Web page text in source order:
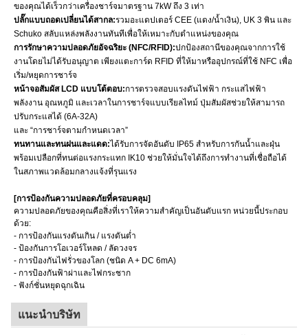
ของคุณได้เร็วกว่าเครื่องชาร์จมาตรฐาน 7kW ถึง 3 เท่า
ปลั๊กแบบถอดเปลี่ยนได้สากล:รวมอะแดปเตอร์ CEE (แดง/น้ำเงิน), UK 3 พิน และ
Schuko สลับแหล่งพลังงานทันทีเพื่อให้เหมาะกับตำแหน่งของคุณ
การรักษาความปลอดภัยอัจฉริยะ (NFC/RFID):ปกป้องสถานีของคุณจากการใช้
งานโดยไม่ได้รับอนุญาต เพียงแตะการ์ด RFID ที่ให้มาหรืออุปกรณ์ที่ใช้ NFC เพื่อ
เริ่ม/หยุดการชาร์จ
หน้าจอสัมผัส LCD แบบโต้ตอบ:การตรวจสอบแรงดันไฟฟ้า กระแสไฟฟ้า
พลังงาน อุณหภูมิ และเวลาในการชาร์จแบบเรียลไทม์ ปุ่มสัมผัสช่วยให้สามารถ
ปรับกระแสได้ (6A-32A)
และ “การชาร์จตามกำหนดเวลา”
ทนทานและทนฝนและแดด:ได้รับการจัดอันดับ IP65 สำหรับการกันน้ำและฝุ่น
พร้อมเปลือกที่ทนต่อแรงกระแทก IK10 ช่วยให้มั่นใจได้ถึงการทำงานที่เชื่อถือได้
ในสภาพแวดล้อมกลางแจ้งที่รุนแรง
[การป้องกันความปลอดภัยที่ครอบคลุม]
ความปลอดภัยของคุณคือสิ่งที่เราให้ความสำคัญเป็นอันดับแรก หน่วยนี้ประกอบ
ด้วย:
- การป้องกันแรงดันเกิน / แรงดันต่ำ
- ป้องกันการโอเวอร์โหลด / ลัดวงจร
- การป้องกันไฟรั่วของโลก (ชนิด A + DC 6mA)
- การป้องกันฟ้าผ่าและไฟกระชาก
- ฟังก์ชั่นหยุดฉุกเฉิน
แนะนำบริษัท